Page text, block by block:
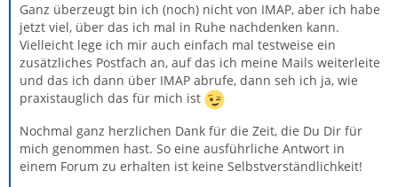
Ganz überzeugt bin ich (noch) nicht von IMAP, aber ich habe
jetzt viel, über das ich mal in Ruhe nachdenken kann.
Vielleicht lege ich mir auch einfach mal testweise ein
zusätzliches Postfach an, auf das ich meine Mails weiterleite
und das ich dann über IMAP abrufe, dann seh ich ja, wie
praxistauglich das für mich ist
Nochmal ganz herzlichen Dank für die Zeit, die Du Dir für
mich genommen hast. So eine ausführliche Antwort in
einem Forum zu erhalten ist keine Selbstverständlichkeit!